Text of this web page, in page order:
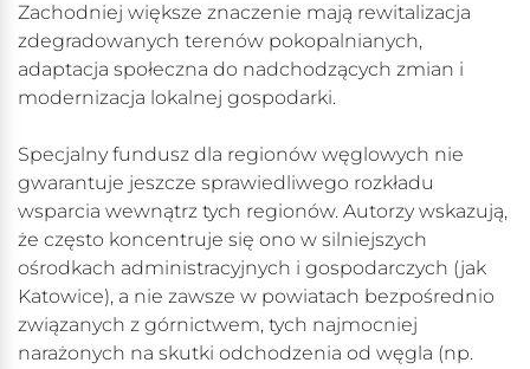
Zachodniej większe znaczenie mają rewitalizacja
zdegradowanych terenów pokopalnianych,
adaptacja społeczna do nadchodzących zmian i
modernizacja lokalnej gospodarki.
Specjalny fundusz dla regionów węglowych nie
gwarantuje jeszcze sprawiedliwego rozkładu
wsparcia wewnątrz tych regionów. Autorzy wskazują,
że często koncentruje się ono w silniejszych
ośrodkach administracyjnych i gospodarczych (jak
Katowice), a nie zawsze w powiatach bezpośrednio
związanych z górnictwem, tych najmocniej
narażonych na skutki odchodzenia od węgla (np.